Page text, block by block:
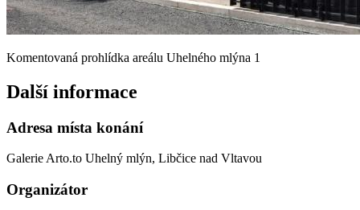
Komentovaná prohlídka areálu Uhelného mlýna 1
Další informace
Adresa místa konání
Galerie Arto.to Uhelný mlýn, Libčice nad Vltavou
Organizátor